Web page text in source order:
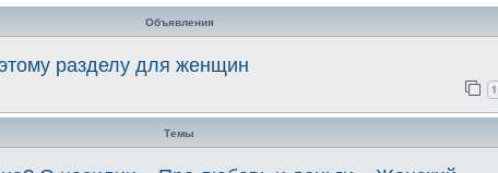
Объявления
разделу для женщин
1
Темы